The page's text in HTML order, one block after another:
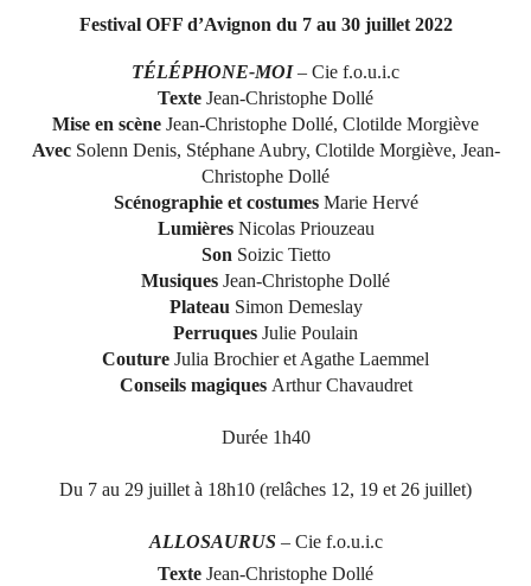
Festival OFF d’Avignon du 7 au 30 juillet 2022
TÉLÉPHONE-MOI– Cie f.o.u.i.c
Texte Jean-Christophe Dollé
Mise en scène Jean-Christophe Dollé, Clotilde Morgiève
Avec Solenn Denis, Stéphane Aubry, Clotilde Morgiève, Jean-
Christophe Dollé
Scénographie et costumes Marie Hervé
Lumières Nicolas Priouzeau
Son Soizic Tietto
Musiques Jean-Christophe Dollé
Plateau Simon Demeslay
Perruques Julie Poulain
Couture Julia Brochier et Agathe Laemmel
Conseils magiques Arthur Chavaudret
Durée 1h40
Du 7 au 29 juillet à 18h10 (relâches 12, 19 et 26 juillet)
ALLOSAURUS– Cie f.o.u.i.c
Texte Jean-Christophe Dollé